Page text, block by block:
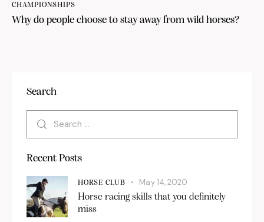
CHAMPIONSHIPS
Why do people choose to stay away from wild horses?
Search
Recent Posts
HORSE CLUB
May 14, 2020
Horse racing skills that you definitely
miss